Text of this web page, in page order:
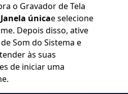
o Gravador de Tela
Janela únicae selecione
Depois disso, ative
Som do Sistema e
às suas
de iniciar uma